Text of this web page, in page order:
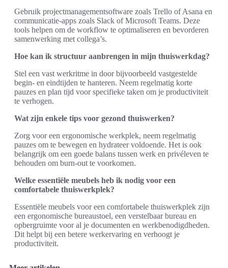
Gebruik projectmanagementsoftware zoals Trello of Asana en
communicatie-apps zoals Slack of Microsoft Teams. Deze
tools helpen om de workflow te optimaliseren en bevorderen
samenwerking met collega’s.
Hoe kan ik structuur aanbrengen in mijn thuiswerkdag?
Stel een vast werkritme in door bijvoorbeeld vastgestelde
begin- en eindtijden te hanteren. Neem regelmatig korte
pauzes en plan tijd voor specifieke taken om je productiviteit
te verhogen.
Wat zijn enkele tips voor gezond thuiswerken?
Zorg voor een ergonomische werkplek, neem regelmatig
pauzes om te bewegen en hydrateer voldoende. Het is ook
belangrijk om een goede balans tussen werk en privéleven te
behouden om burn-out te voorkomen.
Welke essentiële meubels heb ik nodig voor een
comfortabele thuiswerkplek?
Essentiële meubels voor een comfortabele thuiswerkplek zijn
een ergonomische bureaustoel, een verstelbaar bureau en
opbergruimte voor al je documenten en werkbenodigdheden.
Dit helpt bij een betere werkervaring en verhoogt je
productiviteit.